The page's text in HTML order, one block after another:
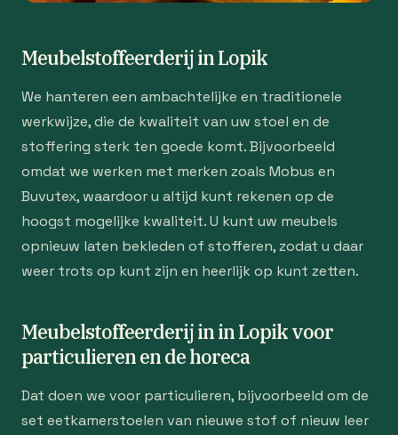
Meubelstoffeerderij in Lopik
We hanteren een ambachtelijke en traditionele
werkwijze, die de kwaliteit van uw stoel en de
stoffering sterk ten goede komt. Bijvoorbeeld
omdat we werken met merken zoals Mobus en
Buvutex, waardoor u altijd kunt rekenen op de
hoogst mogelijke kwaliteit. U kunt uw meubels
opnieuw laten bekleden of stofferen, zodat u daar
weer trots op kunt zijn en heerlijk op kunt zetten.
Meubelstoffeerderij in in Lopik voor
particulieren en de horeca
Dat doen we voor particulieren, bijvoorbeeld om de
set eetkamerstoelen van nieuwe stof of nieuw leer